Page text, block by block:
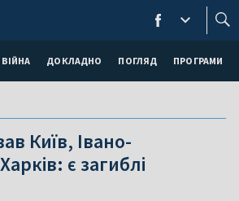
ВІЙНА ДОКЛАДНО ПОГЛЯД ПРОГРАМИ
Київ, Івано-
є загиблі